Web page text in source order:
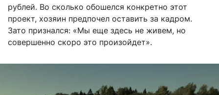
рублей. Во сколько обошелся конкретно этот
проект, хозяин предпочел оставить за кадром.
Зато признался: «Мы еще здесь не живем, но
совершенно скоро это произойдет».